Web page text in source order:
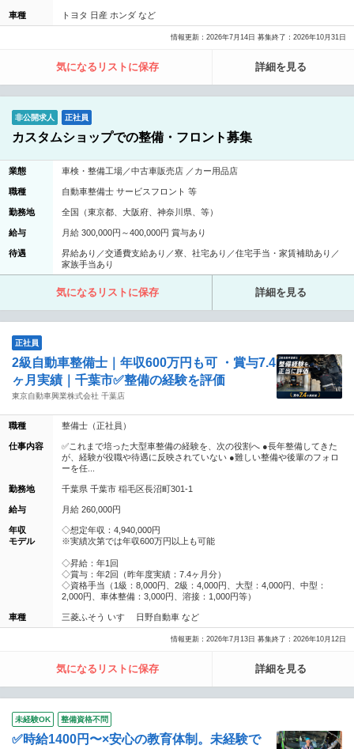
車種 トヨタ 日産 ホンダ など
情報更新：2026年7月14日 募集終了：2026年10月31日
気になるリストに保存 詳細を見る
非公開求人 正社員
カスタムショップでの整備・フロント募集
業態 車検・整備工場／中古車販売店 ／カー用品店
職種 自動車整備士 サービスフロント 等
勤務地 全国（東京都、大阪府、神奈川県、等）
給与 月給 300,000円～400,000円 賞与あり
待遇
昇給あり／交通費支給あり／寮、社宅あり／住宅手当・家賃補助あり／
家族手当あり
気になるリストに保存 詳細を見る
正社員
2級自動車整備士｜年収600万円も可 ・賞与7.4
ヶ月実績｜千葉市✅整備の経験を評価
東京自動車興業株式会社 千葉店
職種 整備士（正社員）
仕事内容
✅これまで培った大型車整備の経験を、次の役割へ ●長年整備してきた
が、経験が役職や待遇に反映されていない ●難しい整備や後輩のフォロ
ーを任...
勤務地 千葉県 千葉市 稲毛区長沼町301-1
給与 月給 260,000円
年収
モデル
◇想定年収：4,940,000円
※実績次第では年収600万円以上も可能
◇昇給：年1回
◇賞与：年2回（昨年度実績：7.4ヶ月分）
◇資格手当（1級：8,000円、2級：4,000円、大型：4,000円、中型：
2,000円、車体整備：3,000円、溶接：1,000円等）
車種 三菱ふそう いすゞ 日野自動車 など
情報更新：2026年7月13日 募集終了：2026年10月12日
気になるリストに保存 詳細を見る
未経験OK 整備資格不問
✅時給1400円〜×安心の教育体制。未経験で